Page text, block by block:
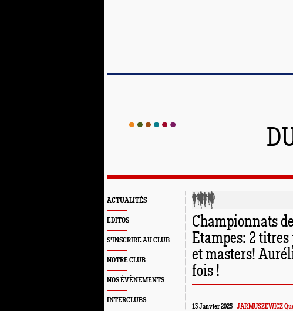
ACTUALITÉS
EDITOS
S'INSCRIRE AU CLUB
NOTRE CLUB
NOS ÉVÈNEMENTS
INTERCLUBS
Championnats
Etampes: 2
et masters!
fois !
13 Janvier 2025 -JARMUSZEWICZ